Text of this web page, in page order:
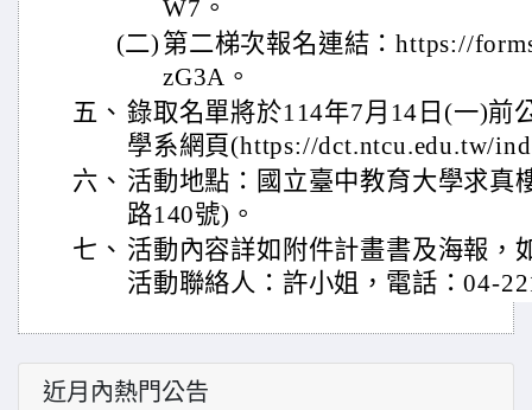
W7。
(二) 第二梯次報名連結：https://
zG3A。
五、 錄取名單將於114年7月14日(一)前
學系網頁(https://dct.ntcu.edu.tw/
六、 活動地點：國立臺中教育大學求真
路140號)。
七、 活動內容詳如附件計畫書及海報，
活動聯絡人：許小姐，電話：04-
近月內熱門公告